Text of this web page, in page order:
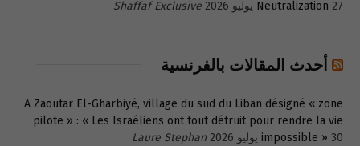
Neutralization 27 يوليو 2026 Shaffaf Exclusive
أحدث المقالات بالفرنسية
A Zaoutar El-Gharbiyé, village du sud du Liban désigné « zone
pilote » : « Les Israéliens ont tout détruit pour rendre la vie
impossible » 30 يوليو 2026
Laure Stephan